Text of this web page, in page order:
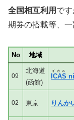
全国相互利用 で
期券の搭載等、一
No 地域
09
北海道
(函館)
ICAS
イカス
02 東京 りんか